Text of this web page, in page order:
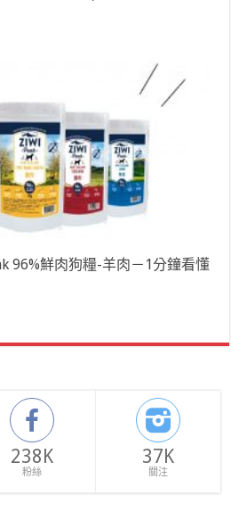
96%鮮肉狗糧-羊肉－1分鐘看懂
238K
粉絲
37K
關注